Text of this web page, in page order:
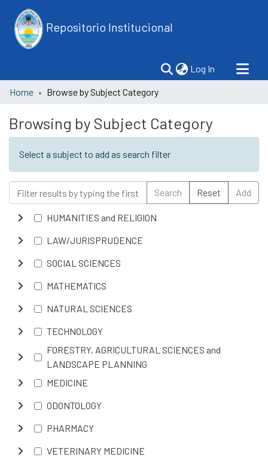
Repositorio Institucional
Log In (current)
Home Browse by Subject Category
Browsing by Subject Category
Select a subject to add as search filter
Search Reset Add
HUMANITIES and RELIGION
LAW/JURISPRUDENCE
SOCIAL SCIENCES
MATHEMATICS
NATURAL SCIENCES
TECHNOLOGY
FORESTRY, AGRICULTURAL SCIENCES and
LANDSCAPE PLANNING
MEDICINE
ODONTOLOGY
PHARMACY
VETERINARY MEDICINE